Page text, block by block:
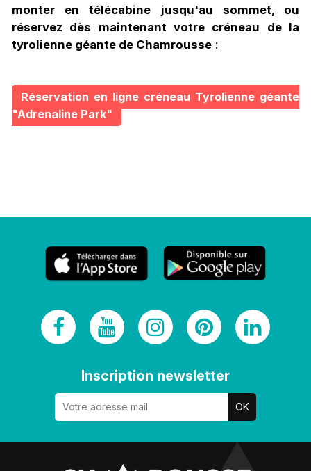
monter en télécabine jusqu'au sommet, ou
réservez dès maintenant votre créneau de la
tyrolienne géante de Chamrousse:
Réservation en ligne créneau Tyrolienne géante
"Adrenaline Park"
Inscription newsletter